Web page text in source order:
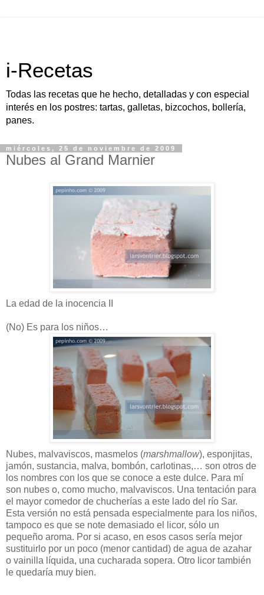
i-Recetas
Todas las recetas que he hecho, detalladas y con especial
interés en los postres: tartas, galletas, bizcochos, bollería,
panes.
miércoles, 25 de noviembre de 2009
Nubes al Grand Marnier
La edad de la inocencia II
(No) Es para los niños…
Nubes, malvaviscos, masmelos (marshmallow), esponjitas,
jamón, sustancia, malva, bombón, carlotinas,… son otros de
los nombres con los que se conoce a este dulce. Para mí
son nubes o, como mucho, malvaviscos. Una tentación para
el mayor comedor de chucherías a este lado del río Sar.
Esta versión no está pensada especialmente para los niños,
tampoco es que se note demasiado el licor, sólo un
pequeño aroma. Por si acaso, en esos casos sería mejor
sustituirlo por un poco (menor cantidad) de agua de azahar
o vainilla líquida, una cucharada sopera. Otro licor también
le quedaría muy bien.